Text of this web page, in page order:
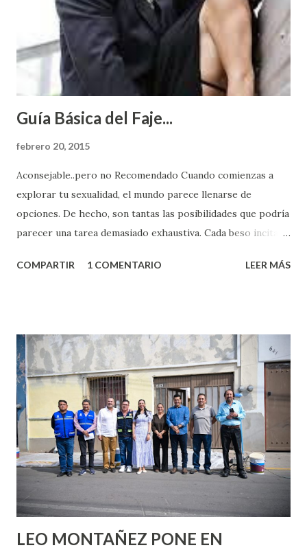
Guía Básica del Faje...
febrero 20, 2015
Aconsejable..pero no Recomendado Cuando comienzas a
explorar tu sexualidad, el mundo parece llenarse de
opciones. De hecho, son tantas las posibilidades que podría
parecer una tarea demasiado exhaustiva. Cada beso incita
partes de ti que jamás hubieras imaginado. El problema es
conoces ni la mitad de lo que deberías saber. Pero incluso
quienes ya han tenido relaciones sexuales no son expertos
o expertas en el tema. Siempre hay algo nuevo que
aprender y nuevas experiencias que conocer. Si eres una
chica y aún no has tenido relaciones sexuales, tal vez
pienses que el sexo será increíble y no puedas esperar para
experimentarlo, pero como cualquier persona con
experiencia te dirá, siempre es mejor cuando ambas partes
son suficientemen...
COMPARTIR 1 COMENTARIO LEER MÁS
LEO MONTAÑEZ PONE EN